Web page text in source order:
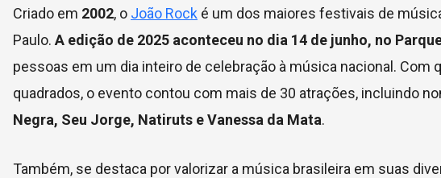
Criado em 2002, o João Rock é um dos maiores festivais de
Paulo. A edição de 2025 aconteceu no dia 14 de junho, no
pessoas em um dia inteiro de celebração à música nacional.
quadrados, o evento contou com mais de 30 atrações, incluindo
Negra, Seu Jorge, Natiruts e Vanessa da Mata.
Também, se destaca por valorizar a música brasileira em suas